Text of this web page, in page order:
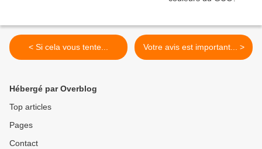
< Si cela vous tente... Votre avis est important... >
Hébergé par Overblog
Top articles
Pages
Contact